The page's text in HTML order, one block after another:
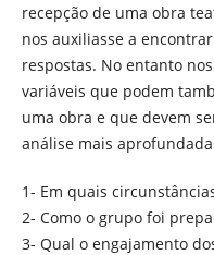
recepção de uma obra
nos auxiliasse a
respostas. No entanto
variáveis que podem
uma obra e que devem
análise mais
1- Em quais
2- Como o grupo foi
3- Qual o engajamento